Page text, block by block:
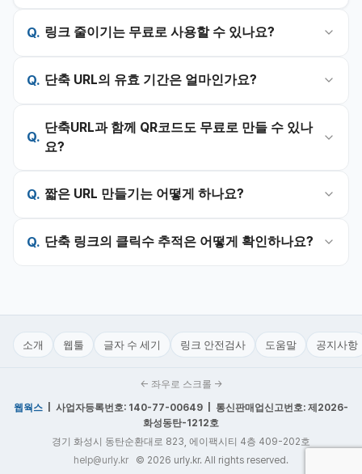
링크 줄이기는 무료로 사용할 수 있나요?
단축 URL의 유효 기간은 얼마인가요?
단축URL과 함께 QR코드도 무료로 만들 수 있나
요?
짧은 URL 만들기는 어떻게 하나요?
단축 링크의 클릭수 추적은 어떻게 확인하나요?
소개 웹툴 글자 수 세기 링크 안전검사 도움말 공지사항
← 좌우로 스크롤 →
웹웍스 | 사업자등록번호: 140-77-00649 | 통신판매업신고번호: 제2026-
화성동탄-1212호
경기 화성시 동탄순환대로 823, 에이팩시티 4층 409-202호
help@urly.kr © 2026 urly.kr. All rights reserved.